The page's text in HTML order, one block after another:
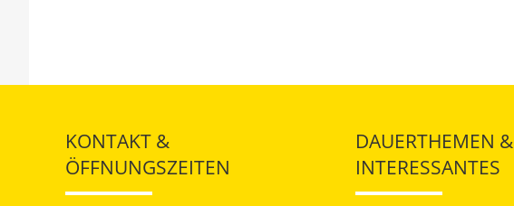
KONTAKT &
ÖFFNUNGSZEITEN
DAUERTHEMEN &
INTERESSANTES